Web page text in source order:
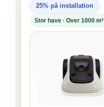
25% på installation
Stor have · Over 1000 m²